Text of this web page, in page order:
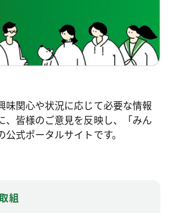
味関心や状況に応じて必要な情報
、皆様のご意見を反映し、「みん
式ポータルサイトです。
組